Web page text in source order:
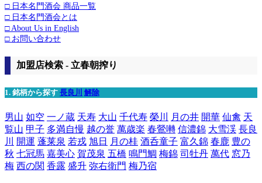
□ 日本名門酒会 商品一覧
□ 日本名門酒会とは
□ About Us in English
□ お問い合わせ
加盟店検索 - 立春朝搾り
1. 銘柄から探す 長良川 解除
男山 如空 一ノ蔵 天寿 大山 千代寿 榮川 月の井 開華 仙禽 天
覧山 甲子 多満自慢 越の誉 萬歳楽 春鶯囀 信濃錦 大雪渓 長良
川
開運 蓬莱泉 若戎 旭日 月の桂 酒呑童子 富久錦 春鹿 豊の
秋 七冠馬 嘉美心 賀茂泉 五橋 鳴門鯛 梅錦 司牡丹 萬代 窓乃
梅 西の関 香露 盛升 弥右衛門 梅乃宿